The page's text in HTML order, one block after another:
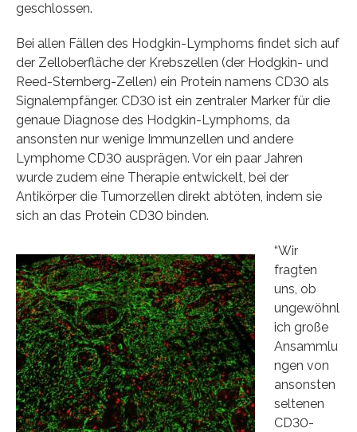
geschlossen.
Bei allen Fällen des Hodgkin-Lymphoms findet sich auf
der Zelloberfläche der Krebszellen (der Hodgkin- und
Reed-Sternberg-Zellen) ein Protein namens CD30 als
Signalempfänger. CD30 ist ein zentraler Marker für die
genaue Diagnose des Hodgkin-Lymphoms, da
ansonsten nur wenige Immunzellen und andere
Lymphome CD30 ausprägen. Vor ein paar Jahren
wurde zudem eine Therapie entwickelt, bei der
Antikörper die Tumorzellen direkt abtöten, indem sie
sich an das Protein CD30 binden.
“Wir
fragten
uns, ob
ungewöhnl
ich große
Ansammlu
ngen von
ansonsten
seltenen
CD30-